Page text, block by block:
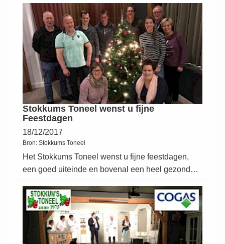
Stokkums Toneel wenst u fijne
Feestdagen
18/12/2017
Bron: Stokkums Toneel
Het Stokkums Toneel wenst u fijne feestdagen,
een goed uiteinde en bovenal een heel gezond…